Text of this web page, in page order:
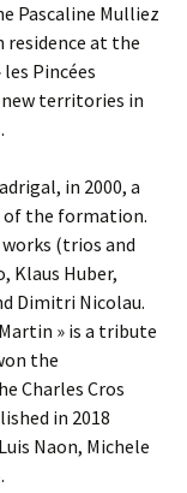
Pascaline Mulliez
residence at the
Pincées
territories in
in 2000, a
of the formation.
(trios and
Klaus Huber,
Dimitri Nicolau.
» is a tribute
the
Charles Cros
in 2018
Naon, Michele